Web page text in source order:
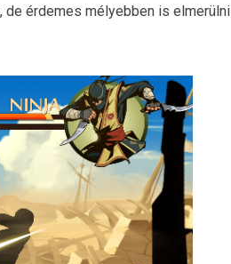
de érdemes mélyebben is elmerülni